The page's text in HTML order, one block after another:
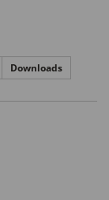
Downloads